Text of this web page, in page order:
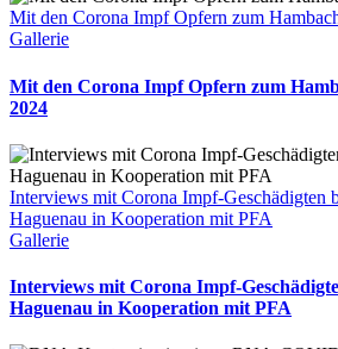
Mit den Corona Impf Opfern zum
Gallerie
Mit den Corona Impf Opfern zum
2024
Interviews mit Corona Impf-Geschädigten
Haguenau in Kooperation mit PFA
Gallerie
Interviews mit Corona Impf-
Haguenau in Kooperation mit PFA